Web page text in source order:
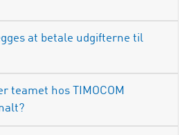
at betale udgifterne til
teamet hos TIMOCOM